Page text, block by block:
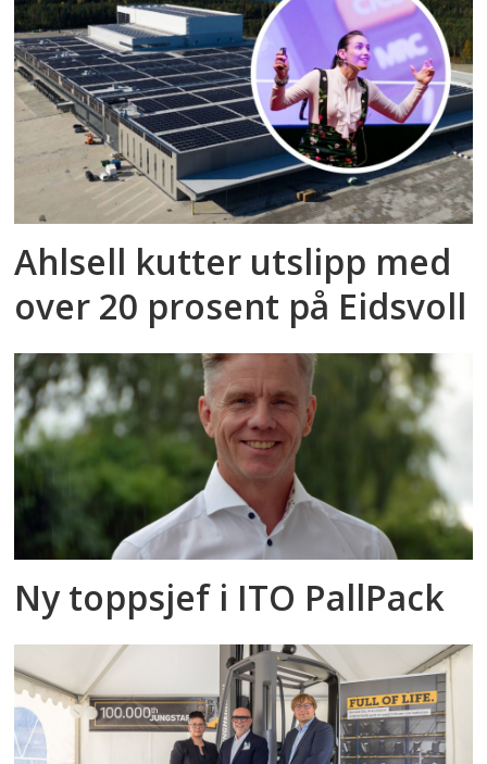
Ahlsell kutter utslipp med
over 20 prosent på Eidsvoll
Ny toppsjef i ITO PallPack